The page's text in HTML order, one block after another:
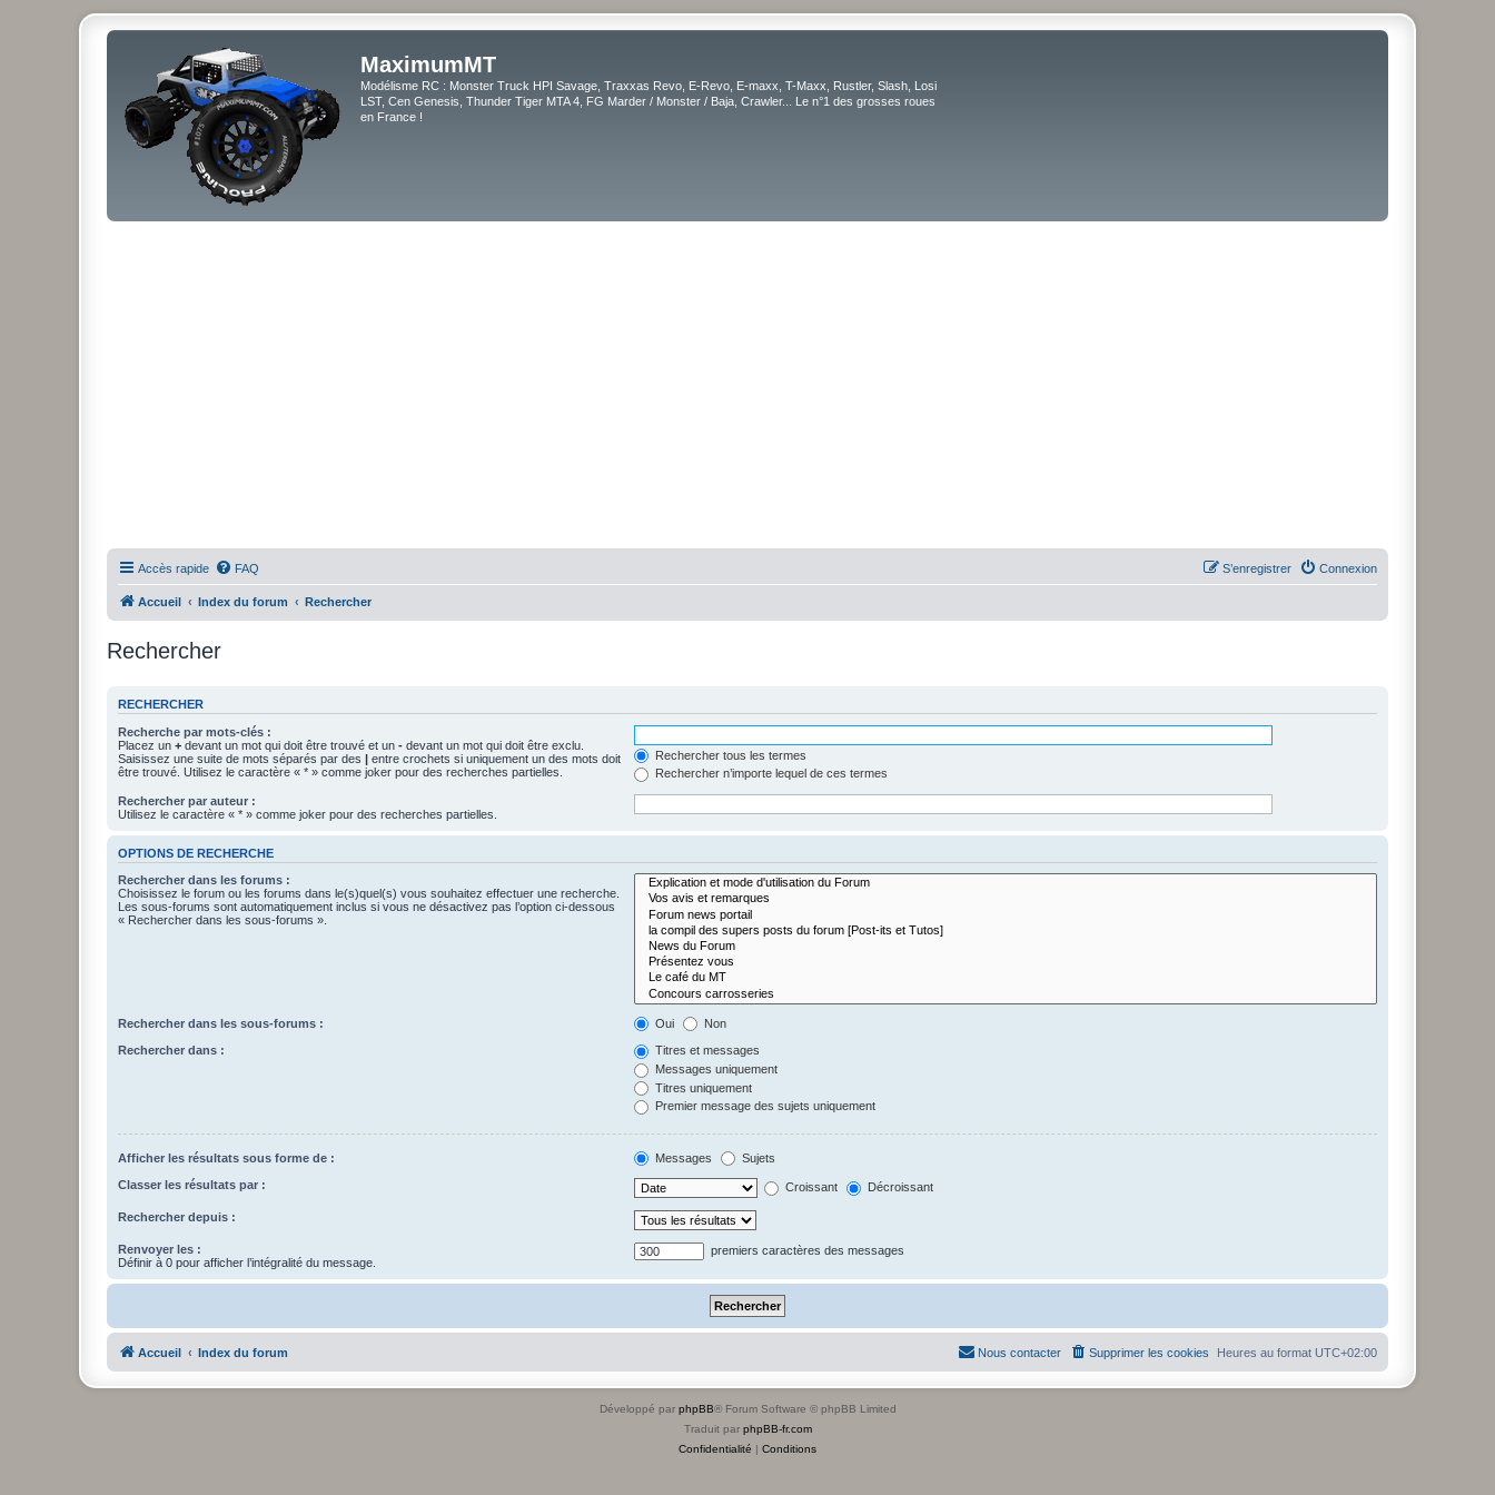
MaximumMT
Modélisme RC : Monster Truck HPI Savage, Traxxas Revo, E-Revo, E-maxx, T-Maxx, Rustler, Slash, Losi
LST, Cen Genesis, Thunder Tiger MTA 4, FG Marder / Monster / Baja, Crawler... Le n°1 des grosses roues
en France !
Accès rapide FAQ Connexion
S’enregistrer
Accueil Index du forum Rechercher
Rechercher
RECHERCHER
Recherche par mots-clés :
Placez un + devant un mot qui doit être trouvé et un - devant un mot qui doit être exclu.
Saisissez une suite de mots séparés par des | entre crochets si uniquement un des mots doit
être trouvé. Utilisez le caractère « * » comme joker pour des recherches partielles.
Rechercher tous les termes
Rechercher n’importe lequel de ces termes
Rechercher par auteur :
Utilisez le caractère « * » comme joker pour des recherches partielles.
OPTIONS DE RECHERCHE
Rechercher dans les forums :
Choisissez le forum ou les forums dans le(s)quel(s) vous souhaitez effectuer une recherche.
Les sous-forums sont automatiquement inclus si vous ne désactivez pas l’option ci-dessous
« Rechercher dans les sous-forums ».
Rechercher dans les sous-forums : Oui Non
Rechercher dans :
Titres et messages
Messages uniquement
Titres uniquement
Premier message des sujets uniquement
Afficher les résultats sous forme de : Messages Sujets
Classer les résultats par : Croissant Décroissant
Rechercher depuis :
Renvoyer les :
Définir à 0 pour afficher l’intégralité du message.
premiers caractères des messages
Accueil Index du forum Heures au format UTC+02:00
Supprimer les cookies
Nous contacter
Développé par phpBB® Forum Software © phpBB Limited
Traduit par phpBB-fr.com
Confidentialité
Conditions